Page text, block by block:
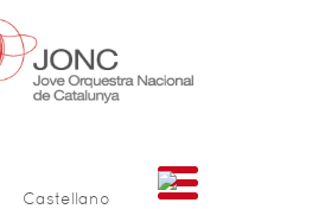
Castellano